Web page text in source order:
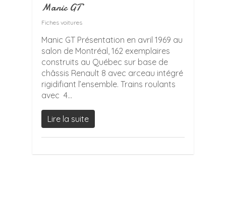
Manic GT
Fiches voitures
Manic GT Présentation en avril 1969 au
salon de Montréal, 162 exemplaires
construits au Québec sur base de
châssis Renault 8 avec arceau intégré
rigidifiant l’ensemble. Trains roulants
avec 4...
Lire la suite